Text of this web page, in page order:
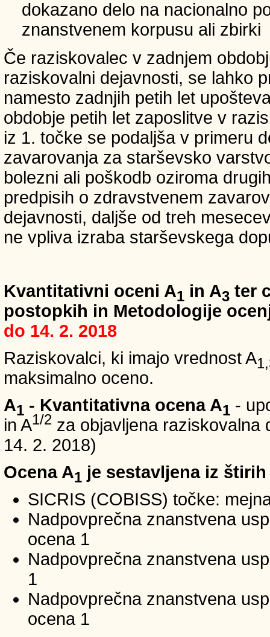
dokazano delo na nacionalno
znanstvenem korpusu ali zbirki
Če raziskovalec v zadnjem
raziskovalni dejavnosti, se lahko
namesto zadnjih petih let
obdobje petih let zaposlitve v
iz 1. točke se podaljša v primeru
zavarovanja za starševsko
bolezni ali poškodb oziroma
predpisih o zdravstvenem
dejavnosti, daljše od treh
ne vpliva izraba starševskega
Kvantitativni oceni A1 in A3 ter
postopkih in Metodologije
do 14. 2. 2018
Raziskovalci, ki imajo vrednost A
maksimalno oceno.
A1 - Kvantitativna ocena A1 -
in A1/2 za objavljena raziskovalna
14. 2. 2018)
Ocena A1 je sestavljena iz
SICRIS (COBISS) točke:
Nadpovprečna znanstvena
ocena 1
Nadpovprečna znanstvena
1
Nadpovprečna znanstvena
ocena 1